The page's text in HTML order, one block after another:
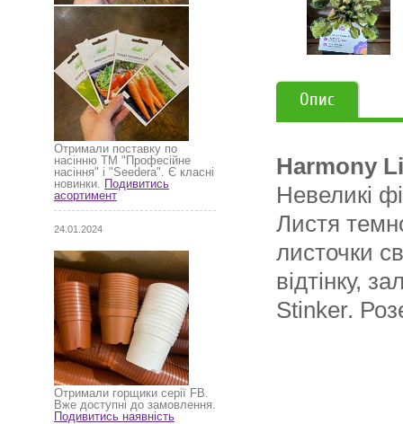
Отримали поставку по
насінню ТМ "Професійне
насіння" і "Seedera". Є класні
новинки. Подивитись
асортимент
24.01.2024
Отримали горщики серії FB.
Вже доступні до замовлення.
Подивитись наявність
Опис
Harmony
Невеликі
Листя
листочки
відтінку,
Stinker.